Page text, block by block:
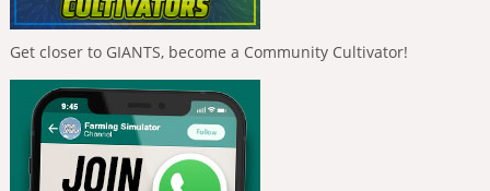
Get closer to GIANTS, become a Community Cultivator!